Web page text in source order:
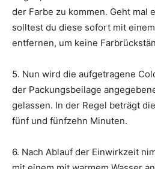
der Farbe zu kommen. Geht mal
solltest du diese sofort mit
entfernen, um keine
5. Nun wird die aufgetragene
der Packungsbeilage
gelassen. In der Regel beträgt
fünf und fünfzehn Minuten.
6. Nach Ablauf der Einwirkzeit